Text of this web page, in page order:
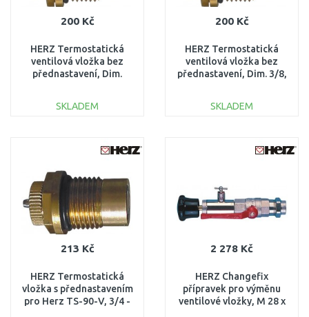
200 Kč
HERZ Termostatická
ventilová vložka bez
přednastavení, Dim.
SKLADEM
200 Kč
HERZ Termostatická
ventilová vložka bez
přednastavení, Dim. 3/8,
SKLADEM
213 Kč
HERZ Termostatická
vložka s přednastavením
pro Herz TS-90-V, 3/4 -
2 278 Kč
HERZ Changefix
přípravek pro výměnu
ventilové vložky, M 28 x